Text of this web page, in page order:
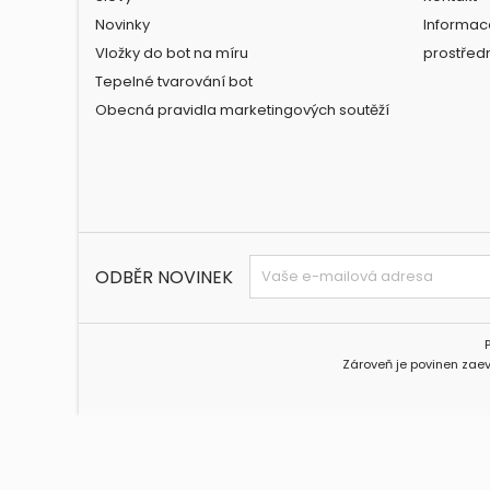
Novinky
Vložky do bot na míru
Tepelné tvarování bot
Obecná pravidla marketingových soutěží
ODBĚR NOVINEK
Zároveň je povinen